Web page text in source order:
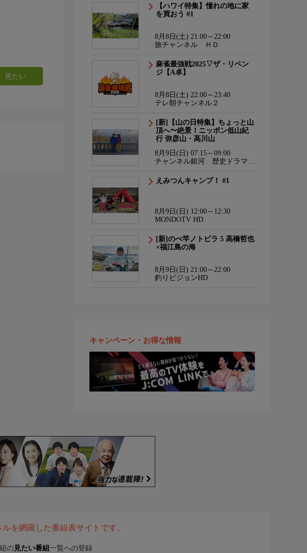
見たい
【ハワイ特集】憧れの地に家
を買おう #1
8月8日(土) 21:00～22:00
旅チャンネル ＨＤ
麻雀最強戦2025▽ザ・リベン
ジ【A卓】
8月8日(土) 22:00～23:40
テレ朝チャンネル２
[新]【山の日特集】ちょっと山
頂へ〜絶景！ニッポン低山紀
行 弥彦山・高川山
8月9日(日) 07:15～09:00
チャンネル銀河 歴史ドラマ・
えみつんキャンプ！ #1
8月9日(日) 12:00～12:30
MONDOTV HD
[新]のべ竿ノトビラ 5 高橋哲也
×福江島の海
8月9日(日) 21:00～22:00
釣りビジョンHD
キャンペーン・お得な情報
を網羅した番組表サイトです。
の 見たい番組 一覧への登録